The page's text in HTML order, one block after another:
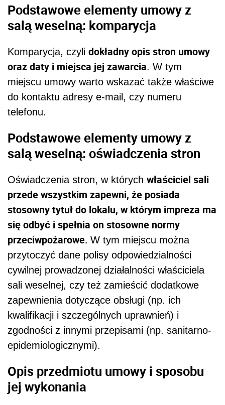
Podstawowe elementy umowy z
salą weselną: komparycja
Komparycja, czyli dokładny opis stron umowy
oraz daty i miejsca jej zawarcia. W tym
miejscu umowy warto wskazać także właściwe
do kontaktu adresy e-mail, czy numeru
telefonu.
Podstawowe elementy umowy z
salą weselną: oświadczenia stron
Oświadczenia stron, w których właściciel sali
przede wszystkim zapewni, że posiada
stosowny tytuł do lokalu, w którym impreza ma
się odbyć i spełnia on stosowne normy
przeciwpożarowe. W tym miejscu można
przytoczyć dane polisy odpowiedzialności
cywilnej prowadzonej działalności właściciela
sali weselnej, czy też zamieścić dodatkowe
zapewnienia dotyczące obsługi (np. ich
kwalifikacji i szczególnych uprawnień) i
zgodności z innymi przepisami (np. sanitarno-
epidemiologicznymi).
Opis przedmiotu umowy i sposobu
jej wykonania